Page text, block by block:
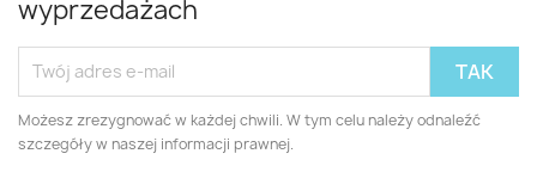
wyprzedażach
Możesz zrezygnować w każdej chwili. W tym celu należy odnaleźć
szczegóły w naszej informacji prawnej.